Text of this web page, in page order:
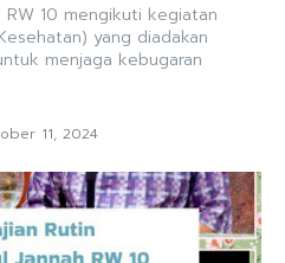
10 mengikuti kegiatan
yang diadakan
menjaga kebugaran
11, 2024